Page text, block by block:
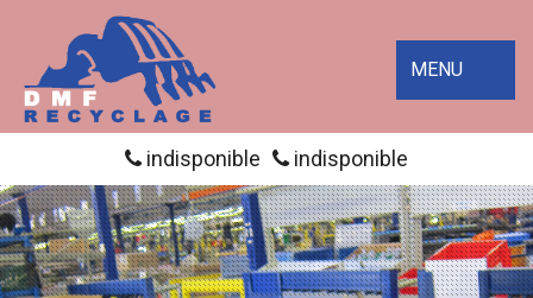
MENU
indisponible indisponible